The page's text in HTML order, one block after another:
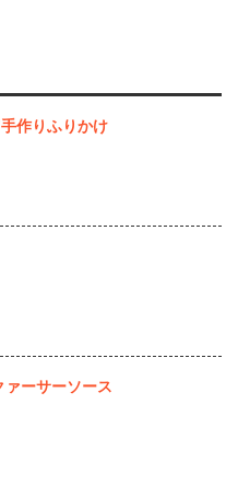
作りふりかけ
ーサーソース